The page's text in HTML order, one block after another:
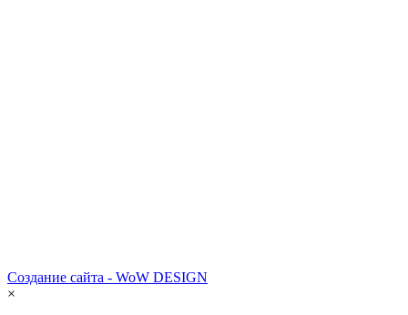
Создание сайта - WoW DESIGN
×